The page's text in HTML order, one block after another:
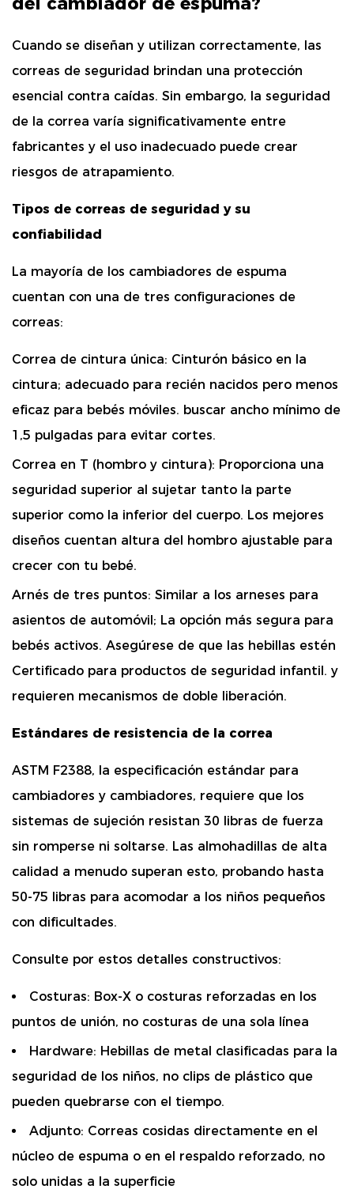
Cuando se diseñan y utilizan correctamente, las
correas de seguridad brindan una protección
esencial contra caídas. Sin embargo, la seguridad
de la correa varía significativamente entre
fabricantes y el uso inadecuado puede crear
riesgos de atrapamiento.
Tipos de correas de seguridad y su
confiabilidad
La mayoría de los cambiadores de espuma
cuentan con una de tres configuraciones de
correas:
Correa de cintura única: Cinturón básico en la
cintura; adecuado para recién nacidos pero menos
eficaz para bebés móviles. buscar ancho mínimo de
1,5 pulgadas para evitar cortes.
Correa en T (hombro y cintura): Proporciona una
seguridad superior al sujetar tanto la parte
superior como la inferior del cuerpo. Los mejores
diseños cuentan altura del hombro ajustable para
crecer con tu bebé.
Arnés de tres puntos: Similar a los arneses para
asientos de automóvil; La opción más segura para
bebés activos. Asegúrese de que las hebillas estén
Certificado para productos de seguridad infantil. y
requieren mecanismos de doble liberación.
Estándares de resistencia de la correa
ASTM F2388, la especificación estándar para
cambiadores y cambiadores, requiere que los
sistemas de sujeción resistan 30 libras de fuerza
sin romperse ni soltarse. Las almohadillas de alta
calidad a menudo superan esto, probando hasta
50-75 libras para acomodar a los niños pequeños
con dificultades.
Consulte por estos detalles constructivos:
Costuras: Box-X o costuras reforzadas en los
puntos de unión, no costuras de una sola línea
Hardware: Hebillas de metal clasificadas para la
seguridad de los niños, no clips de plástico que
pueden quebrarse con el tiempo.
Adjunto: Correas cosidas directamente en el
núcleo de espuma o en el respaldo reforzado, no
solo unidas a la superficie